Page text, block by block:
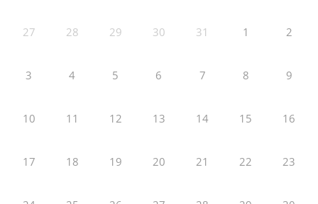
27 28 29 30 31 1 2
3 4 5 6 7 8 9
10 11 12 13 14 15 16
17 18 19 20 21 22 23